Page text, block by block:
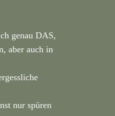
genau DAS,
aber auch in
nur spüren